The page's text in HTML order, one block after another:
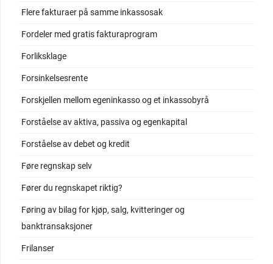
Flere fakturaer på samme inkassosak
Fordeler med gratis fakturaprogram
Forliksklage
Forsinkelsesrente
Forskjellen mellom egeninkasso og et inkassobyrå
Forståelse av aktiva, passiva og egenkapital
Forståelse av debet og kredit
Føre regnskap selv
Fører du regnskapet riktig?
Føring av bilag for kjøp, salg, kvitteringer og
banktransaksjoner
Frilanser